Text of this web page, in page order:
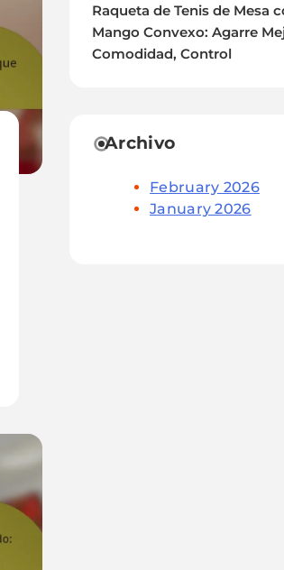
Raqueta de Tenis de Mesa
Mango Convexo: Agarre
Comodidad, Control
Archivo
February 2026
January 2026